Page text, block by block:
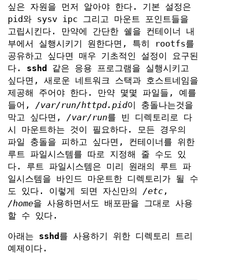
싶은 자원을 먼저 알아야 한다. 기본 설정은
pid와 sysv ipc 그리고 마운트 포인트들을
고립시킨다. 만약에 간단한 쉘을 컨테이너 내
부에서 실행시키기 원한다면, 특히 rootfs를
공유하고 싶다면 매우 기초적인 설정이 요구된
다. sshd
같은 응용 프로그램을 실행시키고
싶다면, 새로운 네트워크 스택과 호스트네임을
제공해 주어야 한다. 만약 몇몇 파일들, 예를
들어, /var/run/httpd.pid이 충돌나는것을
막고 싶다면, /var/run를 빈 디렉토리로 다
시 마운트하는 것이 필요하다. 모든 경우의
파일 충돌을 피하고 싶다면, 컨테이너를 위한
루트 파일시스템를 따로 지정해 줄 수도 있
다. 루트 파일시스템은 미리 원래의 루트 파
일시스템을 바인드 마운트한 디렉토리가 될 수
도 있다. 이렇게 되면 자신만의 /etc ,
/home을 사용하면서도 배포판을 그대로 사용
할 수 있다.
아래는 sshd 를 사용하기 위한 디렉토리 트리
예제이다.